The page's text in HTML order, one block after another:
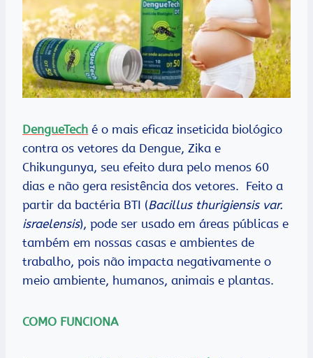
DengueTech é o mais eficaz inseticida biológico
contra os vetores da Dengue, Zika e
Chikungunya, seu efeito dura pelo menos 60
dias e não gera resistência dos vetores. Feito a
partir da bactéria BTI (Bacillus thurigiensis var.
israelensis), pode ser usado em áreas públicas e
também em nossas casas e ambientes de
trabalho, pois não impacta negativamente o
meio ambiente, humanos, animais e plantas.
COMO FUNCIONA